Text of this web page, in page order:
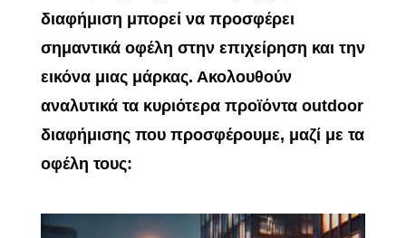
διαφήμιση μπορεί να προσφέρει
σημαντικά οφέλη στην επιχείρηση και την
εικόνα μιας μάρκας. Ακολουθούν
αναλυτικά τα κυριότερα προϊόντα outdoor
διαφήμισης που προσφέρουμε, μαζί με τα
οφέλη τους: